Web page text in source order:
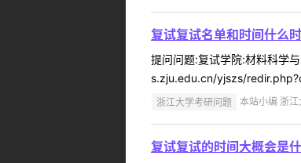
复试复试名单和时间什么
提问问题:复试学院:材料科学
s.zju.edu.cn/yjszs/
浙江大学考研问题 本站小编 浙
复试复试的时间大概会是